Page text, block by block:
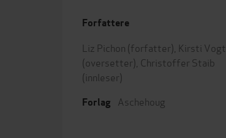
Forfattere
Liz Pichon (forfatter), Kirsti Vogt
(oversetter), Christoffer Staib
(innleser)
Forlag Aschehoug